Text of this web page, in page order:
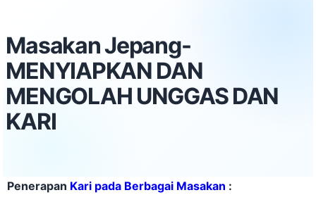
Masakan Jepang-
MENYIAPKAN DAN
MENGOLAH UNGGAS DAN
KARI
Penerapan Kari pada Berbagai Masakan :